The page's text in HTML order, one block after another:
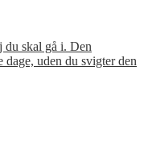
du skal gå i. Den
uden du svigter den